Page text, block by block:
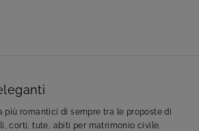
più romantici di sempre tra le proposte di
corti, tute, abiti per matrimonio civile,